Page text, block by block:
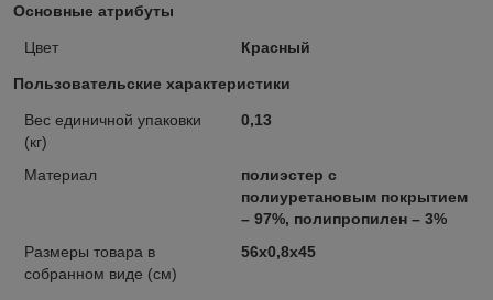
Основные атрибуты
Цвет Красный
Пользовательские характеристики
Вес единичной упаковки
(кг)
0,13
Материал
полиэстер с
полиуретановым покрытием
– 97%, полипропилен – 3%
Размеры товара в
собранном виде (см)
56х0,8х45